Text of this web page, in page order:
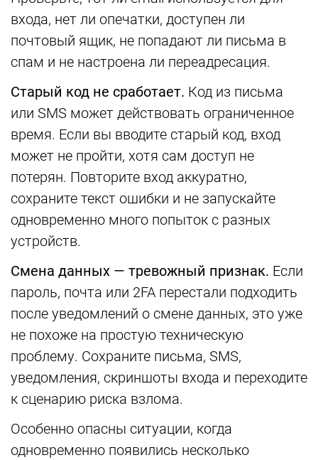
входа, нет ли опечатки, доступен ли
почтовый ящик, не попадают ли письма в
спам и не настроена ли переадресация.
Старый код не сработает. Код из письма
или SMS может действовать ограниченное
время. Если вы вводите старый код, вход
может не пройти, хотя сам доступ не
потерян. Повторите вход аккуратно,
сохраните текст ошибки и не запускайте
одновременно много попыток с разных
устройств.
Смена данных — тревожный признак. Если
пароль, почта или 2FA перестали подходить
после уведомлений о смене данных, это уже
не похоже на простую техническую
проблему. Сохраните письма, SMS,
уведомления, скриншоты входа и переходите
к сценарию риска взлома.
Особенно опасны ситуации, когда
одновременно появились несколько